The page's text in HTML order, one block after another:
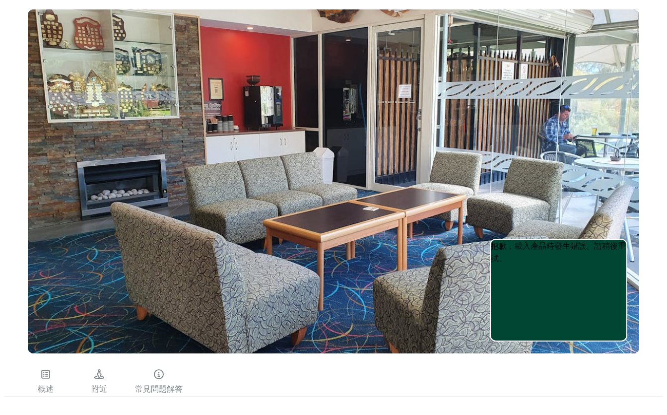
Product
List
Product
List
抱歉，載入產品時發生錯誤。請稍後重
試。
概述 附近 常見問題解答